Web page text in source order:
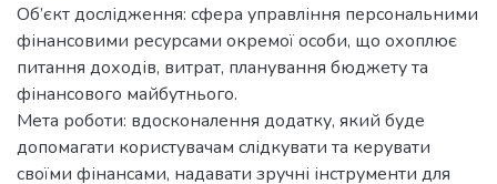
Об’єкт дослідження: сфера управління персональними
фінансовими ресурсами окремої особи, що охоплює
питання доходів, витрат, планування бюджету та
фінансового майбутнього.
Мета роботи: вдосконалення додатку, який буде
допомагати користувачам слідкувати та керувати
своїми фінансами, надавати зручні інструменти для